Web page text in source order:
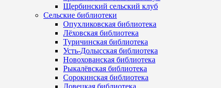
Щербинский сельский клуб
Сельские библиотеки
Опухликовская библиотека
Лёховская библиотека
Туричинская библиотека
Усть-Долысская библиотека
Новохованская библиотека
Рыкалёвская библиотека
Сорокинская библиотека